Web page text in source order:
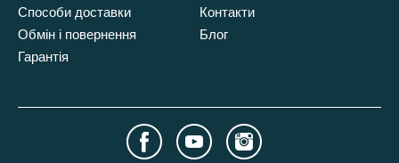
Способи доставки
Обмін і повернення
Гарантія
Контакти
Блог